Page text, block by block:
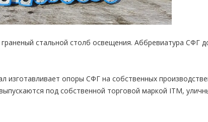
стальной столб освещения. Аббревиатура СФГ
изготавливает опоры СФГ на собственных
под собственной торговой маркой ITM,